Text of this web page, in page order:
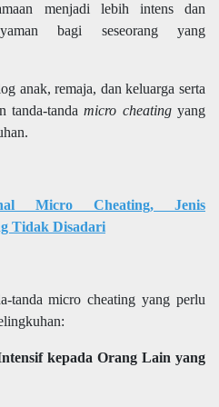
menjadi lebih intens dan
bagi seseorang yang
anak, remaja, dan keluarga serta
tanda-tandamicro cheatingyang
Micro Cheating, Jenis
Tidak Disadari
tanda micro cheating yang perlu
kepada Orang Lain yang